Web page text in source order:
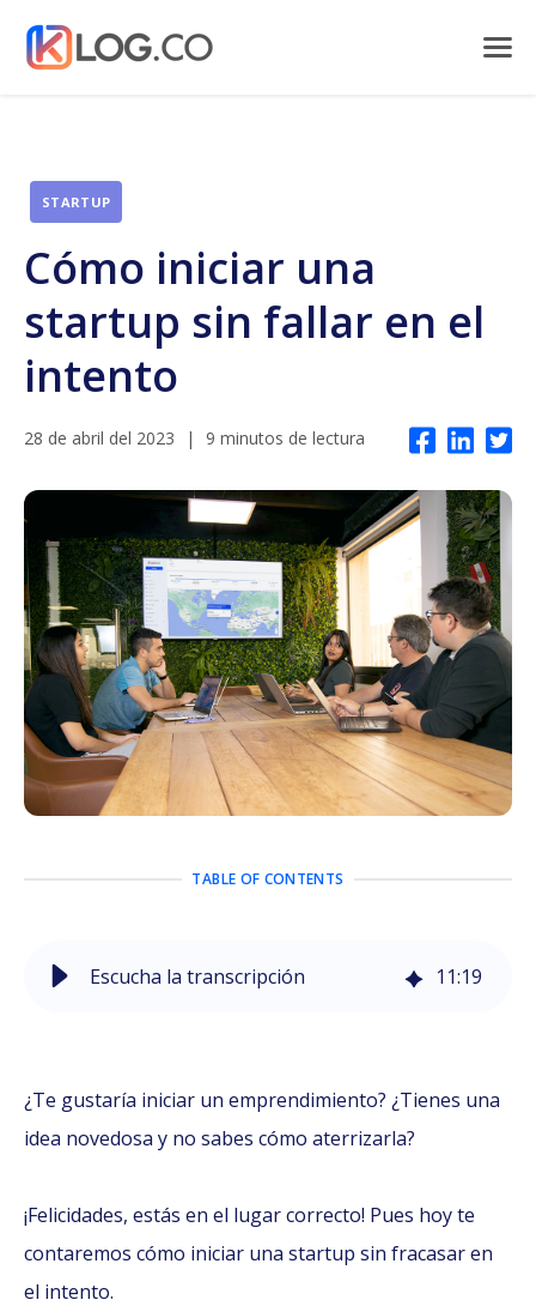
STARTUP
Cómo iniciar una
startup sin fallar en el
intento
28 de abril del 2023 | 9 minutos de lectura
TABLE OF CONTENTS
Escucha la transcripción 11:19
¿Te gustaría iniciar un emprendimiento? ¿Tienes una
idea novedosa y no sabes cómo aterrizarla?
¡Felicidades, estás en el lugar correcto! Pues hoy te
contaremos cómo iniciar una startup sin fracasar en
el intento.